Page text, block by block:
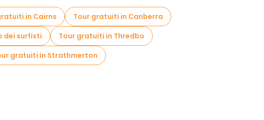
in Cairns
Tour gratuiti in Canberra
dei surfisti
Tour gratuiti in Thredbo
gratuiti in Strathmerton